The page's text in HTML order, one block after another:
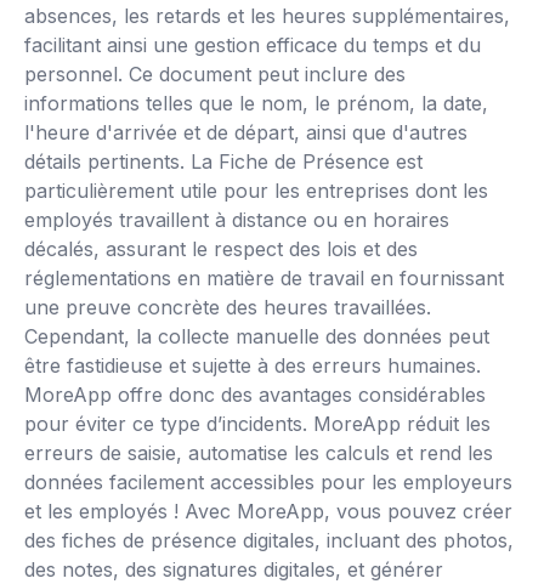
absences, les retards et les heures supplémentaires,
facilitant ainsi une gestion efficace du temps et du
personnel. Ce document peut inclure des
informations telles que le nom, le prénom, la date,
l'heure d'arrivée et de départ, ainsi que d'autres
détails pertinents. La Fiche de Présence est
particulièrement utile pour les entreprises dont les
employés travaillent à distance ou en horaires
décalés, assurant le respect des lois et des
réglementations en matière de travail en fournissant
une preuve concrète des heures travaillées.
Cependant, la collecte manuelle des données peut
être fastidieuse et sujette à des erreurs humaines.
MoreApp offre donc des avantages considérables
pour éviter ce type d’incidents. MoreApp réduit les
erreurs de saisie, automatise les calculs et rend les
données facilement accessibles pour les employeurs
et les employés ! Avec MoreApp, vous pouvez créer
des fiches de présence digitales, incluant des photos,
des notes, des signatures digitales, et générer